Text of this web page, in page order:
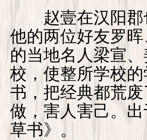
赵壹在汉阳郡
他的两位好友罗
的当地名人梁宣
校，使整所学校
书，把经典都荒
做，害人害己。
草书》。